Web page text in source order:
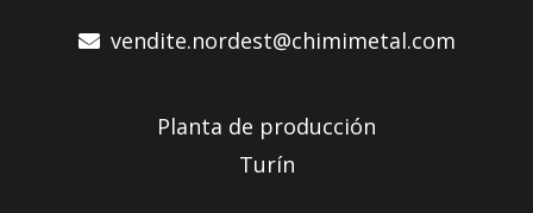
vendite.nordest@chimimetal.com
Planta de producción
Turín